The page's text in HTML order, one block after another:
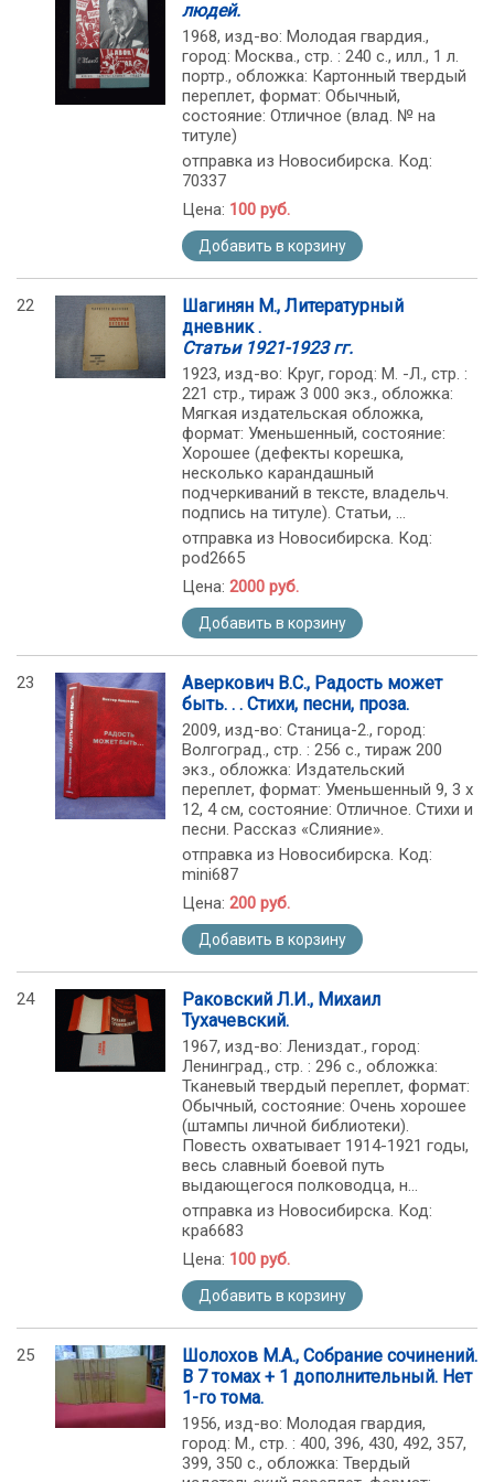
людей.
1968, изд-во: Молодая гвардия.,
город: Москва., стр. : 240 с., илл., 1 л.
портр., обложка: Картонный твердый
переплет, формат: Обычный,
состояние: Отличное (влад. № на
титуле)
отправка из Новосибирска. Код:
70337
Цена: 100 руб.
Добавить в корзину
22
Шагинян М., Литературный
дневник .
Статьи 1921-1923 гг.
1923, изд-во: Круг, город: М. -Л., стр. :
221 стр., тираж 3 000 экз., обложка:
Мягкая издательская обложка,
формат: Уменьшенный, состояние:
Хорошее (дефекты корешка,
несколько карандашный
подчеркиваний в тексте, владельч.
подпись на титуле). Статьи, ...
отправка из Новосибирска. Код:
pod2665
Цена: 2000 руб.
Добавить в корзину
23
Аверкович В.С., Радость может
быть. . . Стихи, песни, проза.
2009, изд-во: Станица-2., город:
Волгоград., стр. : 256 с., тираж 200
экз., обложка: Издательский
переплет, формат: Уменьшенный 9, 3 х
12, 4 см, состояние: Отличное. Стихи и
песни. Рассказ «Слияние».
отправка из Новосибирска. Код:
mini687
Цена: 200 руб.
Добавить в корзину
24
Раковский Л.И., Михаил
Тухачевский.
1967, изд-во: Лениздат., город:
Ленинград., стр. : 296 с., обложка:
Тканевый твердый переплет, формат:
Обычный, состояние: Очень хорошее
(штампы личной библиотеки).
Повесть охватывает 1914-1921 годы,
весь славный боевой путь
выдающегося полководца, н...
отправка из Новосибирска. Код:
кра6683
Цена: 100 руб.
Добавить в корзину
25
Шолохов М.А., Собрание сочинений.
В 7 томах + 1 дополнительный. Нет
1-го тома.
1956, изд-во: Молодая гвардия,
город: М., стр. : 400, 396, 430, 492, 357,
399, 350 с., обложка: Твердый